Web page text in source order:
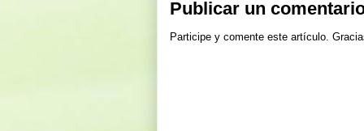
Publicar un
Participe y comente este artículo.